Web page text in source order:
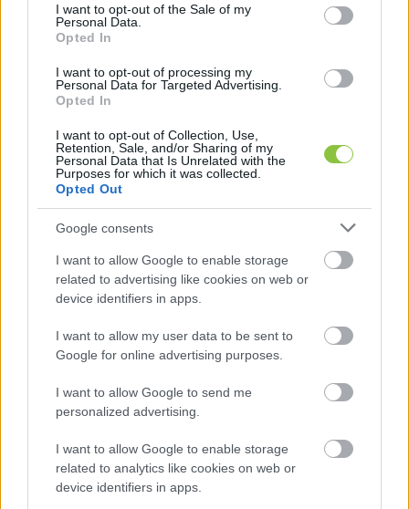
consent section.
I want to opt-out of the Sale of my
Personal Data.
Opted In
I want to opt-out of processing my
Personal Data for Targeted Advertising.
Opted In
I want to opt-out of Collection, Use,
Retention, Sale, and/or Sharing of my
Personal Data that Is Unrelated with the
Purposes for which it was collected.
Opted Out
Google consents
I want to allow Google to enable storage
related to advertising like cookies on web or
device identifiers in apps.
I want to allow my user data to be sent to
Google for online advertising purposes.
I want to allow Google to send me
personalized advertising.
I want to allow Google to enable storage
related to analytics like cookies on web or
device identifiers in apps.
Korábban kiemelték: nem csak őket nem
Tihanics Tibor jelenlegi elnök érkezésével
kezdődött, az ő elnöksége alatt maradt el az
alkalmatlannak találják az elnököt. Amikor
korábban Tihanics Tibort megkérdeztük, hogy
valóban tartoznak-e az edzőknek, csak ennyit
mondott: „Én nem tudom. Hát honnan tudjam?”
Sárközi Zsolt edző megerősítette
a Kecskeméti Törvényszékre a felszámolási
ellen. A bíróság ilyenkor általában 8 napon belül
kiküldi a címzettnek a kérelmet, ezért február 5-